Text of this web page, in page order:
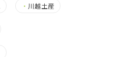
・ 川越土産